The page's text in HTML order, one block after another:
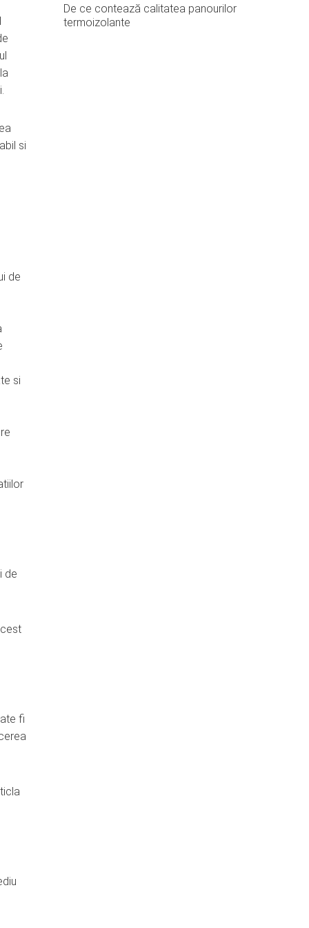
si
de
si
de
fi
De ce contează calitatea panourilor
termoizolante